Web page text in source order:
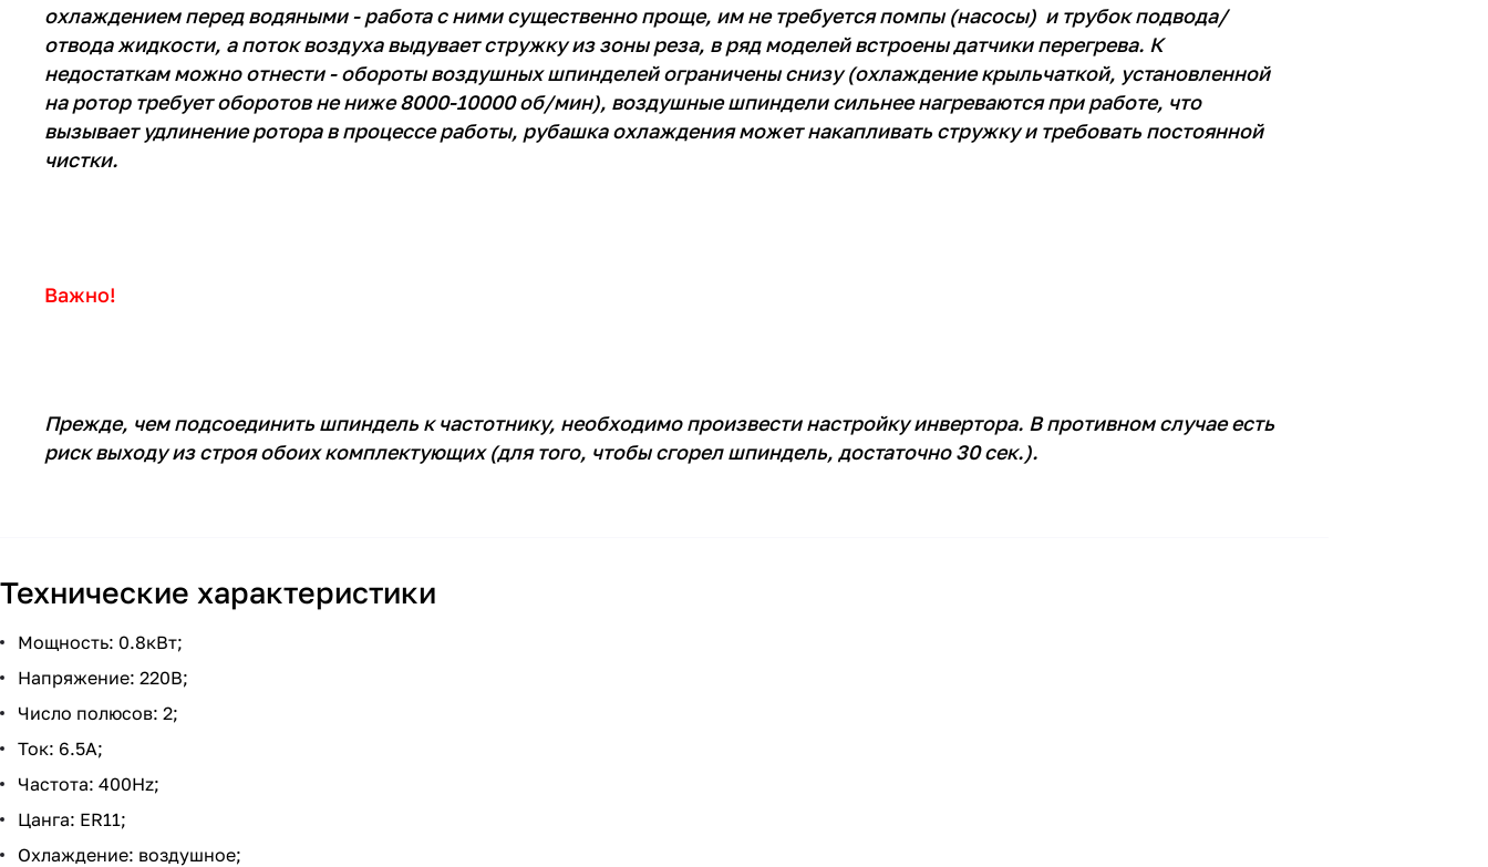
охлаждением перед водяными - работа с ними существенно проще, им не требуется помпы (насосы) и трубок подвода/
отвода жидкости, а поток воздуха выдувает стружку из зоны реза, в ряд моделей встроены датчики перегрева. К
недостаткам можно отнести - обороты воздушных шпинделей ограничены снизу (охлаждение крыльчаткой, установленной
на ротор требует оборотов не ниже 8000-10000 об/мин), воздушные шпиндели сильнее нагреваются при работе, что
вызывает удлинение ротора в процессе работы, рубашка охлаждения может накапливать стружку и требовать постоянной
чистки.
Важно!
Прежде, чем подсоединить шпиндель к частотнику, необходимо произвести настройку инвертора. В противном случае есть
риск выходу из строя обоих комплектующих (для того, чтобы сгорел шпиндель, достаточно 30 сек.).
Технические характеристики
Мощность: 0.8кВт;
Напряжение: 220В;
Число полюсов: 2;
Ток: 6.5А;
Частота: 400Hz;
Цанга: ER11;
Охлаждение: воздушное;